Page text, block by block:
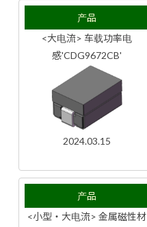
产品
<大电流> 车载功率电
感'CDG9672CB'
2024.03.15
产品
<小型・大电流> 金属磁性材